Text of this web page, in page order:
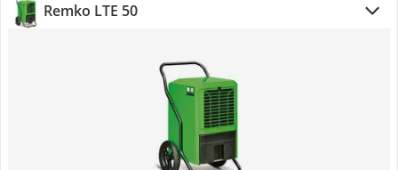
Remko LTE 50